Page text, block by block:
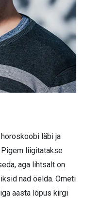
läbi ja
Pigem liigitatakse
aga lihtsalt on
nad öelda. Ometi
aasta lõpus kirgi